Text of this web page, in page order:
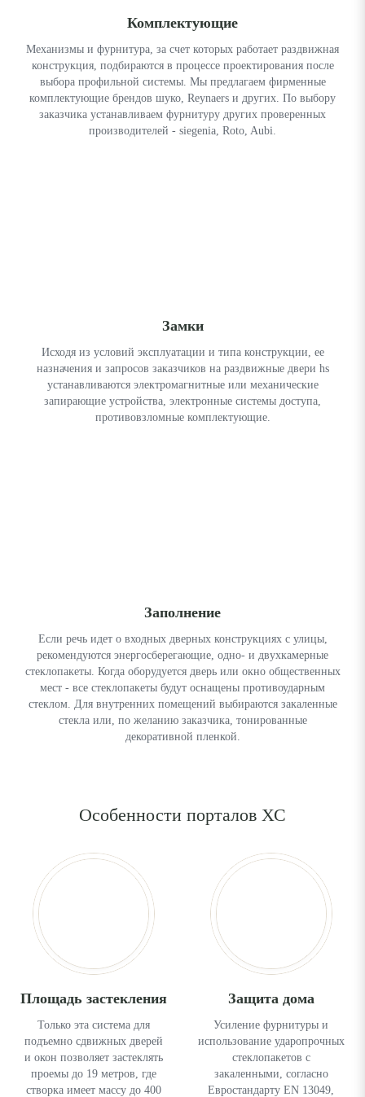
Особенности порталов ХС
Площадь застекления
Только эта система для
подъемно сдвижных дверей
и окон позволяет застеклять
проемы до 19 метров, где
створка имеет массу до 400
Защита дома
Усиление фурнитуры и
использование ударопрочных
стеклопакетов с
закаленными, согласно
Евростандарту EN 13049,
Комплектующие
Механизмы и фурнитура, за счет которых работает раздвижная
конструкция, подбираются в процессе проектирования после
выбора профильной системы. Мы предлагаем фирменные
комплектующие брендов шуко, Reynaers и других. По выбору
заказчика устанавливаем фурнитуру других проверенных
производителей - siegenia, Roto, Aubi.
Замки
Исходя из условий эксплуатации и типа конструкции, ее
назначения и запросов заказчиков на раздвижные двери hs
устанавливаются электромагнитные или механические
запирающие устройства, электронные системы доступа,
противовзломные комплектующие.
Заполнение
Если речь идет о входных дверных конструкциях с улицы,
рекомендуются энергосберегающие, одно- и двухкамерные
стеклопакеты. Когда оборудуется дверь или окно общественных
мест - все стеклопакеты будут оснащены противоударным
стеклом. Для внутренних помещений выбираются закаленные
стекла или, по желанию заказчика, тонированные
декоративной пленкой.